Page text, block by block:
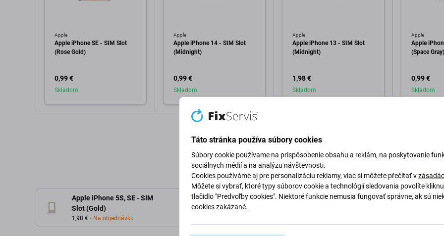
Apple
Apple iPhone SE - SIM Slot
(Rose Gold)
0,99 €
Skladom
Apple
Apple iPhone 14 - SIM Slot
(Midnight)
0,99 €
Skladom
Apple
Apple iPhone 13 - SIM Slot
(Midnight)
1,98 €
Skladom
Apple
Apple
(Space Gray)
0,99 €
Skladom
Apple iPhone 5S, SE - SIM
Slot (Gold)
1,98 € Na objednávku
Táto stránka používa súbory cookies
Súbory cookie používame na prispôsobenie obsahu a reklám, na poskytovanie
sociálnych médií a na analýzu návštevnosti.
Cookies používáme aj pre personalizáciu reklamy, viac si môžete přečítať v
Môžete si vybrať, ktoré typy súborov cookie a technológií sledovania povolíte
tlačidlo "Predvoľby cookies". Niektoré funkcie nemusia fungovať správne, ak sú
cookies zakázané.